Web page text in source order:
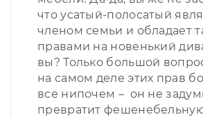
что усатый-полосатый
членом семьи и обладает
правами на новенький
вы? Только большой
на самом деле этих прав
все нипочем – он не
превратит